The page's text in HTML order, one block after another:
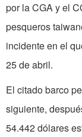
por la CGA y el
pesqueros
incidente en el
25 de abril.
El citado barco
siguiente,
54.442 dólares